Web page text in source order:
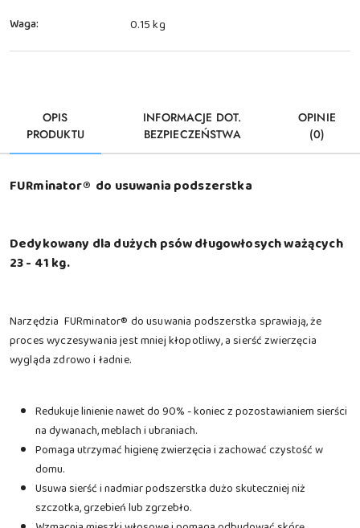
Waga: 0.15 kg
OPIS
PRODUKTU
INFORMACJE DOT.
BEZPIECZEŃSTWA
OPINIE
(0)
FURminator® do usuwania podszerstka
Dedykowany dla dużych psów długowłosych ważących
23 - 41 kg.
Narzędzia FURminator® do usuwania podszerstka sprawiają, że
proces wyczesywania jest mniej kłopotliwy, a sierść zwierzęcia
wygląda zdrowo i ładnie.
Redukuje linienie nawet do 90% - koniec z pozostawianiem sierści
na dywanach, meblach i ubraniach.
Pomaga utrzymać higienę zwierzęcia i zachować czystość w
domu.
Usuwa sierść i nadmiar podszerstka dużo skuteczniej niż
szczotka, grzebień lub zgrzebło.